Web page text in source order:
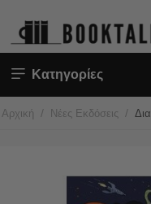
Κατηγορίες
Αρχική / Νέες Εκδόσεις /